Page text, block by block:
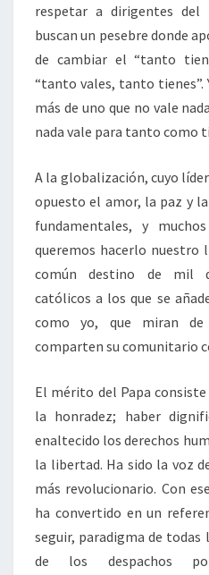
respetar a dirigentes
buscan un pesebre donde
de cambiar el “tanto
“tanto vales, tanto tienes”.
más de uno que no vale
nada vale para tanto como
A la globalización, cuyo
opuesto el amor, la paz y
fundamentales, y
queremos hacerlo nuestro
común destino de mil
católicos a los que se
como yo, que miran
comparten su comunitario
El mérito del Papa
la honradez; haber
enaltecido los derechos
la libertad. Ha sido la voz
más revolucionario. Con
ha convertido en un
seguir, paradigma de todas
de los despachos